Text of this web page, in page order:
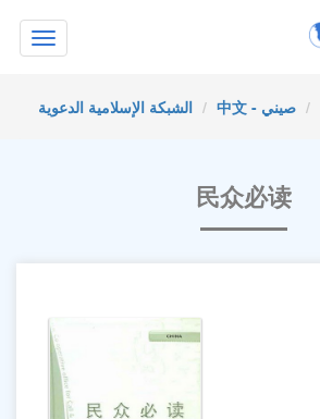
Toggle
navigation
الشبكة الإسلامية الدعوية 中文 - صيني
民众必读